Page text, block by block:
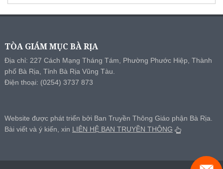
TÒA GIÁM MỤC BÀ RỊA
Địa chỉ: 227 Cách Mạng Tháng Tám, Phường Phước Hiệp, Thành
phố Bà Rịa, Tỉnh Bà Rịa Vũng Tàu.
Điện thoại: (0254) 3737 873
Website được phát triển bởi Ban Truyền Thông Giáo phận Bà Rịa.
Bài viết và ý kiến, xin LIÊN HỆ BAN TRUYỀN THÔNG